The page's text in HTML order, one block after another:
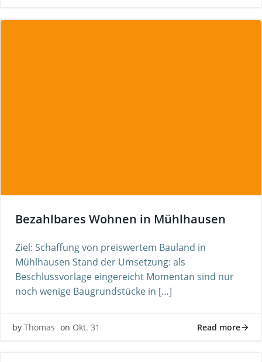
Bezahlbares Wohnen in Mühlhausen
Ziel: Schaffung von preiswertem Bauland in
Mühlhausen Stand der Umsetzung: als
Beschlussvorlage eingereicht Momentan sind nur
noch wenige Baugrundstücke in […]
by Thomas on Okt. 31 Read more